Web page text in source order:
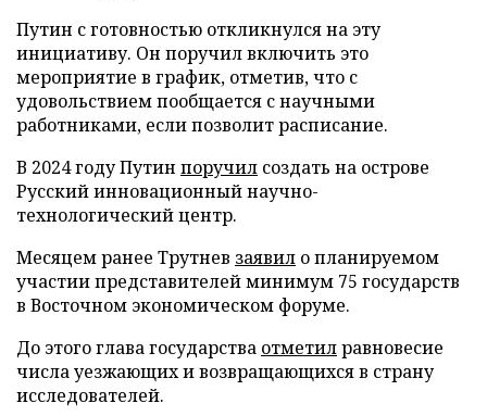
Путин с готовностью откликнулся на эту
инициативу. Он поручил включить это
мероприятие в график, отметив, что с
удовольствием пообщается с научными
работниками, если позволит расписание.
В 2024 году Путин поручил создать на острове
Русский инновационный научно-
технологический центр.
Месяцем ранее Трутнев заявил о планируемом
участии представителей минимум 75 государств
в Восточном экономическом форуме.
До этого глава государства отметилравновесие
числа уезжающих и возвращающихся в страну
исследователей.